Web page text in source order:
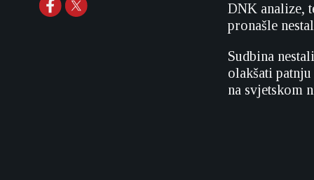
DNK analize,
pronašle
Sudbina
olakšati
na svjetskom